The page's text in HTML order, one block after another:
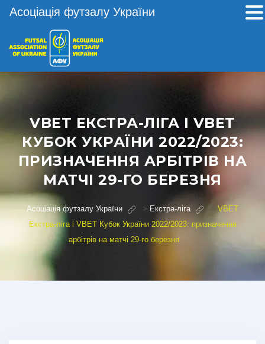
VBET ЕКСТРА-ЛІГА І VBET
КУБОК УКРАЇНИ 2022/2023:
ПРИЗНАЧЕННЯ АРБІТРІВ НА
МАТЧІ 29-ГО БЕРЕЗНЯ
Асоціація футзалу України > Екстра-ліга > VBET
Екстра-ліга і VBET Кубок України 2022/2023: призначення
арбітрів на матчі 29-го березня
Асоціація футзалу України